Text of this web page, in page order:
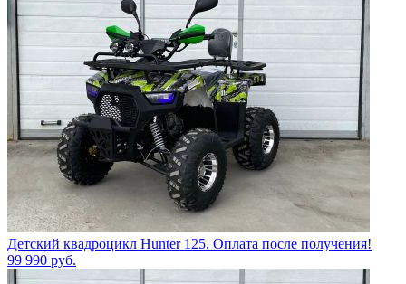
Детский квадроцикл Hunter 125. Оплата после получения!
99 990 руб.